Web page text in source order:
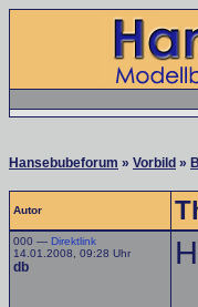
Hansebubeforum » Vorbild »
Autor
000 — Direktlink
14.01.2008, 09:28 Uhr
db